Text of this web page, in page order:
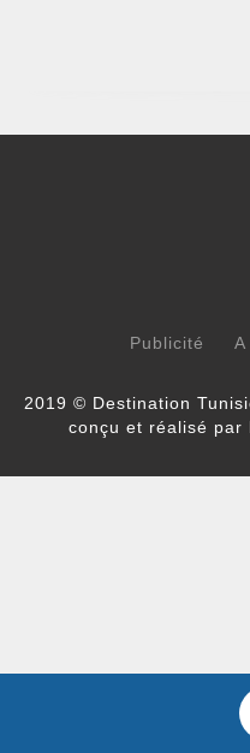
Publicité A
2019 © Destination
conçu et réalisé par